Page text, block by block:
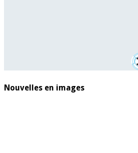
Nouvelles en images